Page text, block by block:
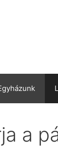
a